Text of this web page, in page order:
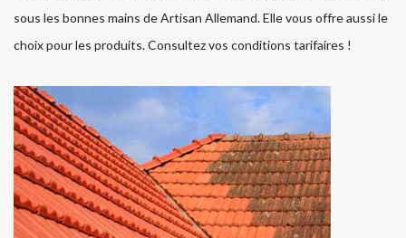
sous les bonnes mains de Artisan Allemand. Elle vous offre aussi le
choix pour les produits. Consultez vos conditions tarifaires !